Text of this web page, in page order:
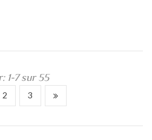
1-7 sur 55
2 3